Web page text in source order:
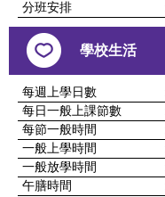
分班安排
學校生活
每週上學日數
每日一般上課節數
每節一般時間
一般上學時間
一般放學時間
午膳時間